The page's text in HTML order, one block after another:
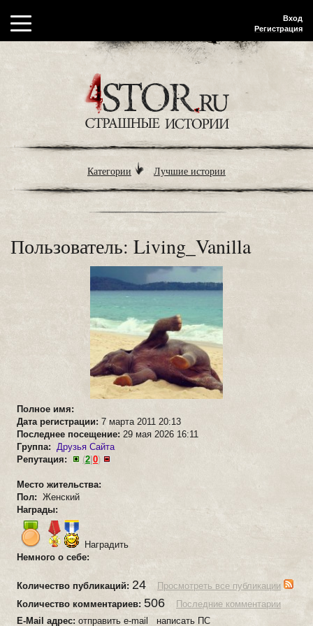
Вход
Регистрация
Категории Лучшие истории
Пользователь: Living_Vanilla
Полное имя:
Дата регистрации: 7 марта 2011 20:13
Последнее посещение: 29 мая 2026 16:11
Группа: Друзья Сайта
Репутация:
(2 0)
Место жительства:
Пол: Женский
Награды:
Наградить
Немного о себе:
Количество публикаций: 24
Просмотреть все публикации
Количество комментариев: 506
Последние комментарии
E-Mail адрес: отправить e-mail написать ПС